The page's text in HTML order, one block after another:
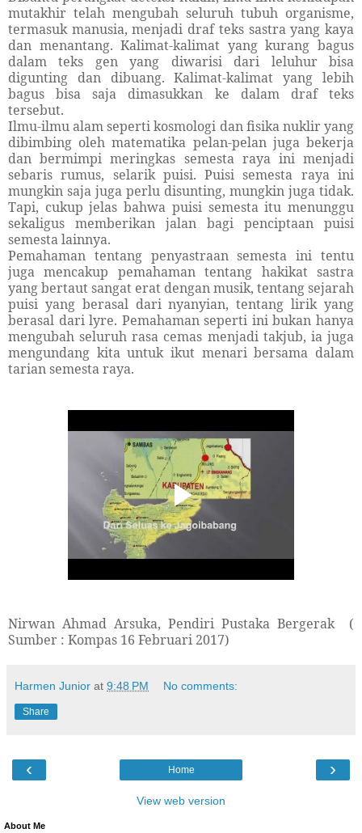
mutakhir telah mengubah seluruh tubuh organisme,
termasuk manusia, menjadi draf teks sastra yang kaya
dan menantang. Kalimat-kalimat yang kurang bagus
dalam teks gen yang diwarisi dari leluhur bisa
digunting dan dibuang. Kalimat-kalimat yang lebih
bagus bisa saja dimasukkan ke dalam draf teks
tersebut.
Ilmu-ilmu alam seperti kosmologi dan fisika nuklir yang
dibimbing oleh matematika pelan-pelan juga bekerja
dan bermimpi meringkas semesta raya ini menjadi
sebaris rumus, selarik puisi. Puisi semesta raya ini
mungkin saja juga perlu disunting, mungkin juga tidak.
Tapi, cukup jelas bahwa puisi semesta itu menunggu
sekaligus memberikan jalan bagi penciptaan puisi
semesta lainnya.
Pemahaman tentang penyastraan semesta ini tentu
juga mencakup pemahaman tentang hakikat sastra
yang bertaut sangat erat dengan musik, tentang sejarah
puisi yang berasal dari nyanyian, tentang lirik yang
berasal dari lyre. Pemahaman seperti ini bukan hanya
mengubah seluruh rasa cemas menjadi takjub, ia juga
mengundang kita untuk ikut menari bersama dalam
tarian semesta raya.
Nirwan Ahmad Arsuka, Pendiri Pustaka Bergerak (
Sumber : Kompas 16 Februari 2017)
Harmen Junior at 9:48 PM No comments:
Share
‹ ›
Home
View web version
About Me